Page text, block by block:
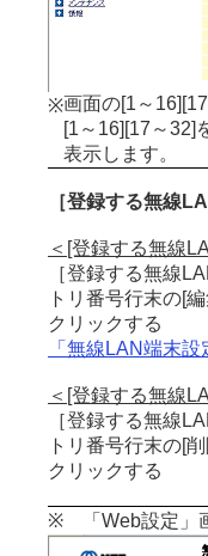
※画面の[1～
[1～16][17～32]
表示します。
［登録する無線
＜[登録する無線
［登録する無線
トリ番号行末の[
クリックする
「無線LAN端末設
＜[登録する無線
［登録する無線
トリ番号行末の[
クリックする
※ 「Web設定」